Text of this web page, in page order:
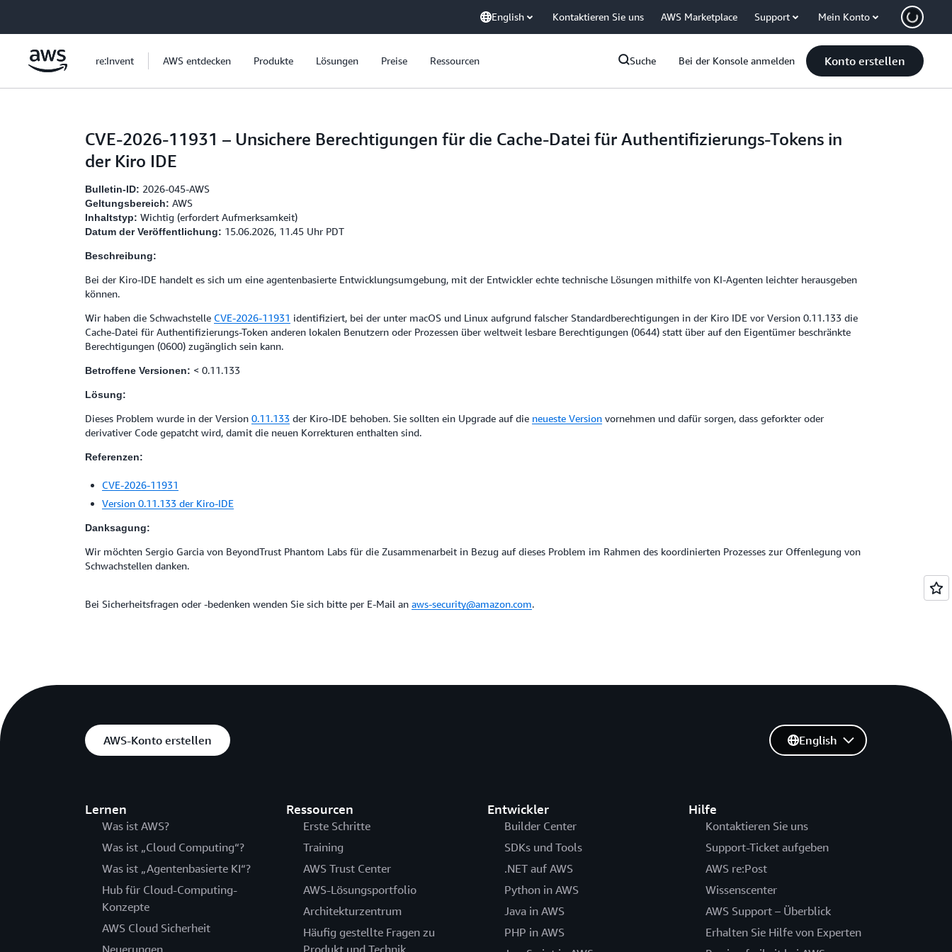
English Kontaktieren Sie uns AWS Marketplace Support Mein Konto
re:Invent AWS entdecken Produkte Lösungen Preise Ressourcen Suche Bei der Konsole anmelden Konto erstellen
CVE-2026-11931 – Unsichere Berechtigungen für die Cache-Datei für Authentifizierungs-Tokens in
der Kiro IDE
Bulletin-ID: 2026-045-AWS
Geltungsbereich: AWS
Inhaltstyp: Wichtig (erfordert Aufmerksamkeit)
Datum der Veröffentlichung: 15.06.2026, 11.45 Uhr PDT
Beschreibung:
Bei der Kiro-IDE handelt es sich um eine agentenbasierte Entwicklungsumgebung, mit der Entwickler echte technische Lösungen mithilfe von KI-Agenten leichter herausgeben
können.
Wir haben die Schwachstelle CVE-2026-11931 identifiziert, bei der unter macOS und Linux aufgrund falscher Standardberechtigungen in der Kiro IDE vor Version 0.11.133 die
Cache-Datei für Authentifizierungs-Token anderen lokalen Benutzern oder Prozessen über weltweit lesbare Berechtigungen (0644) statt über auf den Eigentümer beschränkte
Berechtigungen (0600) zugänglich sein kann.
Betroffene Versionen: < 0.11.133
Lösung:
Dieses Problem wurde in der Version 0.11.133 der Kiro-IDE behoben. Sie sollten ein Upgrade auf die neueste Version vornehmen und dafür sorgen, dass geforkter oder
derivativer Code gepatcht wird, damit die neuen Korrekturen enthalten sind.
Referenzen:
CVE-2026-11931
Version 0.11.133 der Kiro-IDE
Danksagung:
Wir möchten Sergio Garcia von BeyondTrust Phantom Labs für die Zusammenarbeit in Bezug auf dieses Problem im Rahmen des koordinierten Prozesses zur Offenlegung von
Schwachstellen danken.
Bei Sicherheitsfragen oder -bedenken wenden Sie sich bitte per E-Mail an aws-security@amazon.com.
AWS-Konto erstellen
Lernen
Was ist AWS?
Was ist „Cloud Computing“?
Was ist „Agentenbasierte KI“?
Hub für Cloud-Computing-
Konzepte
AWS Cloud Sicherheit
Neuerungen
Ressourcen
Erste Schritte
Training
AWS Trust Center
AWS-Lösungsportfolio
Architekturzentrum
Häufig gestellte Fragen zu
Produkt und Technik
Entwickler
Builder Center
SDKs und Tools
.NET auf AWS
Python in AWS
Java in AWS
PHP in AWS
Hilfe
Kontaktieren Sie uns
Support-Ticket aufgeben
AWS re:Post
Wissenscenter
AWS Support – Überblick
Erhalten Sie Hilfe von Experten
English